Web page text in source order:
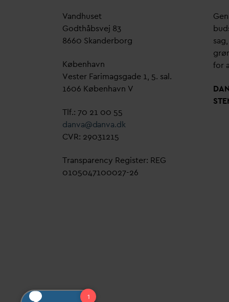
Vandhuset
Godthåbsvej 83
8660 Skanderborg
København
Vester Farimagsgade 1, 5. sal.
1606 København V
Tlf.: 70 21 00 55
danva@danva.dk
CVR: 29031215
Transparency Register: REG
0105047100027-26
for
DAN